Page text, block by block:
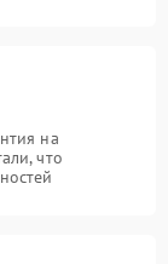
на
что